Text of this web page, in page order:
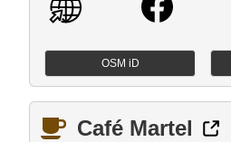
OSM iD
Café Martel